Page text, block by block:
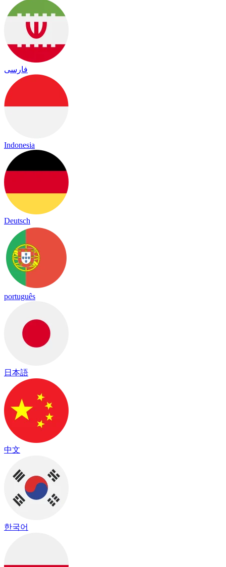
فارسی
Indonesia
Deutsch
português
日本語
中文
한국어